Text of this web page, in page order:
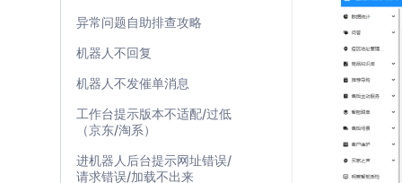
异常问题自助排查攻略
机器人不回复
机器人不发催单消息
工作台提示版本不适配/过低
（京东/淘系）
进机器人后台提示网址错误/
请求错误/加载不出来